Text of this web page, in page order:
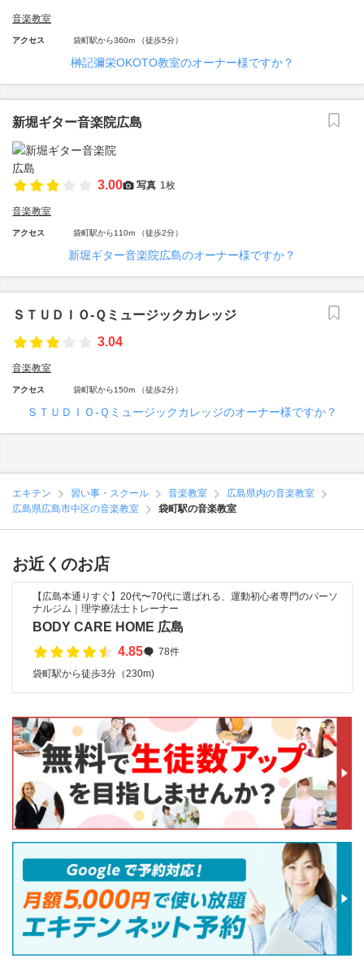
音楽教室
アクセス 袋町駅から360m （徒歩5分）
榊記彌栄OKOTO教室のオーナー様ですか？
新堀ギター音楽院広島
3.00 写真 1枚
音楽教室
アクセス 袋町駅から110m （徒歩2分）
新堀ギター音楽院広島のオーナー様ですか？
ＳＴＵＤＩＯ‐Ｑミュージックカレッジ
3.04
音楽教室
アクセス 袋町駅から150m （徒歩2分）
ＳＴＵＤＩＯ‐Ｑミュージックカレッジのオーナー様ですか？
エキテン 習い事・スクール 音楽教室
広島県内の音楽教室
広島県広島市中区の音楽教室
袋町駅の音楽教室
お近くのお店
【広島本通りすぐ】20代〜70代に選ばれる、運動初心者専門のパーソ
ナルジム｜理学療法士トレーナー
BODY CARE HOME 広島
4.85
78件
袋町駅から徒歩3分（230m)